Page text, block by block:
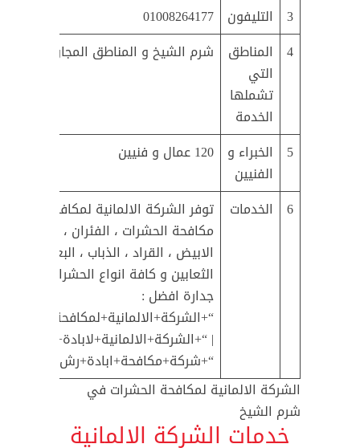
3
التليفون 01008264177
4
المناطق
التي
تشملها
الخدمة
شرم الشيخ و المناطق المجاورة لها
5
الخبراء و
الفنيين
120 عمال و فنيين
6 الخدمات
توفر الشركة الالمانية لمكافحة
مكافحة الحشرات ، الفئران ، الصراصير
الابيض ، القراد ، الذباب ، البعوض ،
الثعابين و كافة انواع الحشرات و
جدارة افضل :
|
الشركة الالمانية لمكافحة الحشرات في
شرم الشيخ
خدمات الشركة الالمانية